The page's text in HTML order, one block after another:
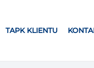
TAPK KLIENTU